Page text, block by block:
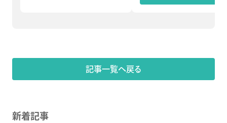
記事一覧へ戻る
新着記事